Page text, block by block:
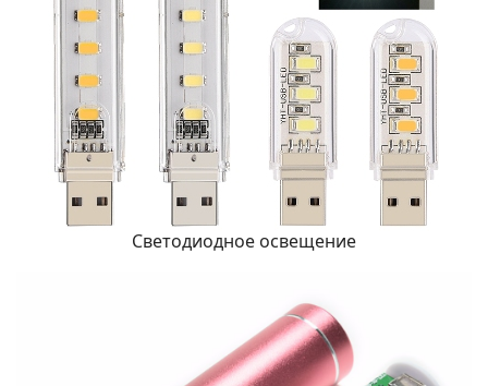
Светодиодное освещение